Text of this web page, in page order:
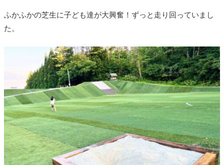
ふかふかの芝生に子ども達が大興奮！ずっと走り回っていまし
た。